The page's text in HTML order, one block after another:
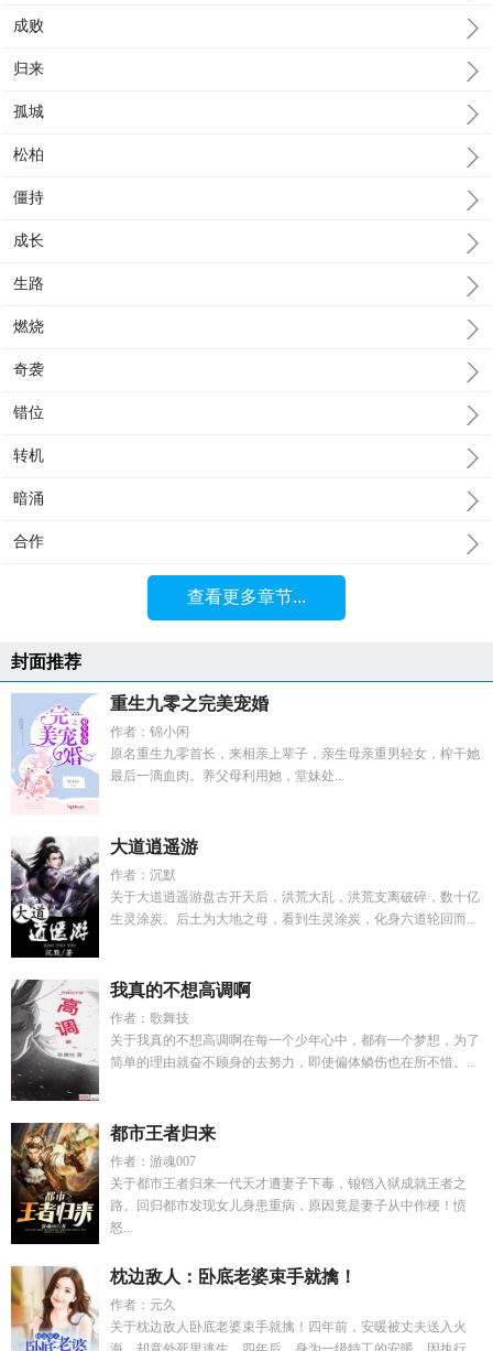
成败
归来
孤城
松柏
僵持
成长
生路
燃烧
奇袭
错位
转机
暗涌
合作
查看更多章节...
封面推荐
重生九零之完美宠婚
作者：锦小闲
原名重生九零首长，来相亲上辈子，亲生母亲重男轻女，榨干她
最后一滴血肉。养父母利用她，堂妹处...
大道逍遥游
作者：沉默
关于大道逍遥游盘古开天后，洪荒大乱，洪荒支离破碎，数十亿
生灵涂炭。后土为大地之母，看到生灵涂炭，化身六道轮回而...
我真的不想高调啊
作者：歌舞技
关于我真的不想高调啊在每一个少年心中，都有一个梦想，为了
简单的理由就奋不顾身的去努力，即使偏体鳞伤也在所不惜。...
都市王者归来
作者：游魂007
关于都市王者归来一代天才遭妻子下毒，锒铛入狱成就王者之
路。回归都市发现女儿身患重病，原因竟是妻子从中作梗！愤
怒...
枕边敌人：卧底老婆束手就擒！
作者：元久
关于枕边敌人卧底老婆束手就擒！四年前，安暖被丈夫送入火